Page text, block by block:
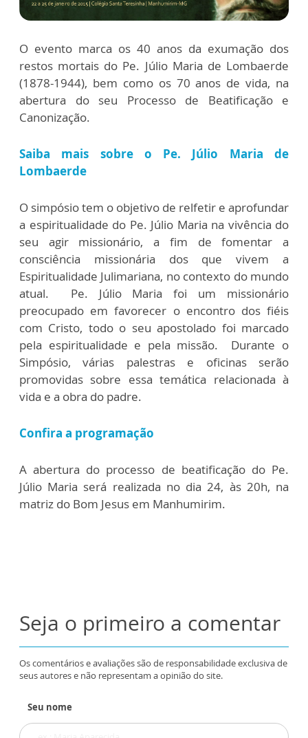
O evento marca os 40 anos da exumação dos
restos mortais do Pe. Júlio Maria de Lombaerde
(1878-1944), bem como os 70 anos de vida, na
abertura do seu Processo de Beatificação e
Canonização.
Saiba mais sobre o Pe. Júlio Maria de
Lombaerde
O simpósio tem o objetivo de relfetir e aprofundar
a espiritualidade do Pe. Júlio Maria na vivência do
seu agir missionário, a fim de fomentar a
consciência missionária dos que vivem a
Espiritualidade Julimariana, no contexto do mundo
atual. Pe. Júlio Maria foi um missionário
preocupado em favorecer o encontro dos fiéis
com Cristo, todo o seu apostolado foi marcado
pela espiritualidade e pela missão. Durante o
Simpósio, várias palestras e oficinas serão
promovidas sobre essa temática relacionada à
vida e a obra do padre.
Confira a programação
A abertura do processo de beatificação do Pe.
Júlio Maria será realizada no dia 24, às 20h, na
matriz do Bom Jesus em Manhumirim.
Seja o primeiro a comentar
Os comentários e avaliações são de responsabilidade exclusiva de
seus autores e não representam a opinião do site.
Seu nome